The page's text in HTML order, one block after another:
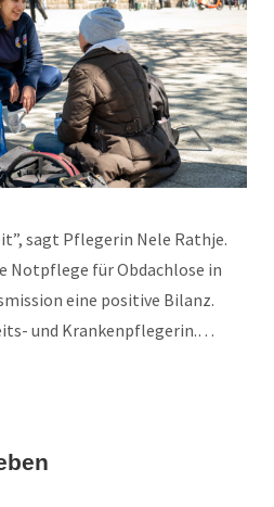
sagt Pflegerin Nele Rathje.
Notpflege für Obdachlose in
eine positive Bilanz.
und Krankenpflegerin.…